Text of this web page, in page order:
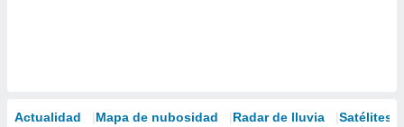
Actualidad Mapa de nubosidad Radar de lluvia Satélites